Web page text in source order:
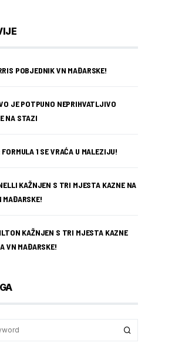
POBJEDNIK VN MAĐARSKE!
JE POTPUNO NEPRIHVATLJIVO
NA STAZI
1 SE VRAĆA U MALEZIJU!
KAŽNJEN S TRI MJESTA KAZNE NA
MAĐARSKE!
KAŽNJEN S TRI MJESTA KAZNE
VN MAĐARSKE!